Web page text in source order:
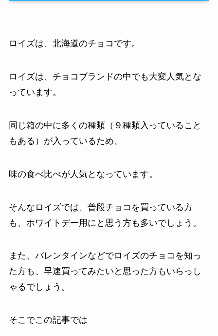
ロイズは、北海道のチョコです。
ロイズは、チョコブランドの中でも大変人気とな
っています。
同じ箱の中に多くの種類（９種類入っていること
もある）が入っているため、
味の食べ比べが人気となっています。
そんなロイズでは、普段チョコを買っている方
も、ホワイトデー用にと思う方も多いでしょう。
また、バレンタインなどでロイズのチョコを知っ
た方も、早速買ってみたいと思った方もいらっし
ゃるでしょう。
そこでこの記事では